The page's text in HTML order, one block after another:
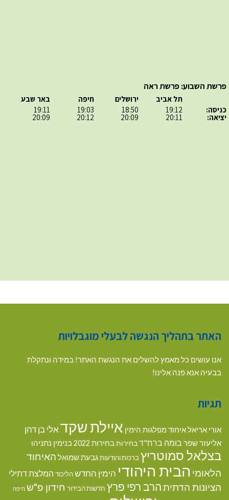
פרשת השבוע: פרשת ראה
כניסה:
יציאה:
תל אביב
19:12
20:11
ירושלים
18:50
20:09
חיפה
19:03
20:12
באר שבע
19:11
20:09
האתר בתהליך הנגשה לבעלי מוגבלויות
אנו עושים כל מאמץ להשלים את הנגשת האתר! במידה ונתקלת
בבעיה אנא פנה אלינו!
תגיות
אורי אריאלאיחוד מפלגות הימין איילת שקדאלי בן דהן
אליעזר שפר בומה ברח"דבחירות בחירות 2022 בנימין נתניהו
בצלאל סמוטריץ ברכות והודעותגבעת שמואל האיחוד
הלאומי הבית היהודי הימין החדשהליכוד המלצת דתילי
הציונות הדתיתהרב רפי פרץ חדשות הבידור חידון פ"ש חיפה